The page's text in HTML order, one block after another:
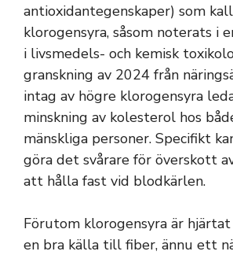
antioxidantegenskaper) som
klorogensyra, såsom noterats i
i livsmedels- och kemisk
granskning av 2024 från
intag av högre klorogensyra
minskning av kolesterol hos
mänskliga personer. Specifikt
göra det svårare för överskott
att hålla fast vid blodkärlen.
Förutom klorogensyra är hjärtat
en bra källa till fiber, ännu ett